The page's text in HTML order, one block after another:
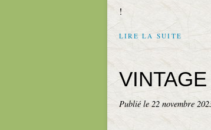
!
LIRE LA SUITE
Publié le 22 novembre